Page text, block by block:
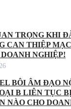
TRỌNG KHI
CAN THIỆP
NGHIỆP!
BÔI ÂM ĐẠO
B LIÊN TỤC
NÀO CHO